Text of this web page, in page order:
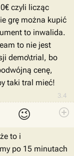
3.4
czyli licząc
grę można kupić
to inwalida.
to nie jest
demo\trial, bo
cenę,
taki tral mieć!
😉
to i
po 15 minutach